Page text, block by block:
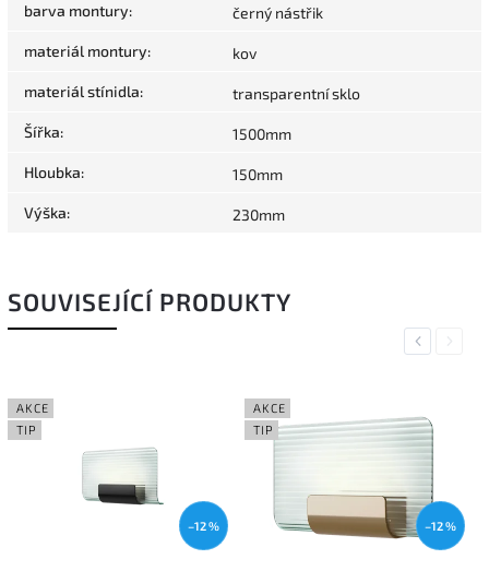
barva montury: černý nástřik
materiál montury: kov
materiál stínidla: transparentní sklo
Šířka: 1500mm
Hloubka: 150mm
Výška: 230mm
SOUVISEJÍCÍ PRODUKTY
Previous
AKCE
TIP
–12 %
AKCE
TIP
–12 %
Next